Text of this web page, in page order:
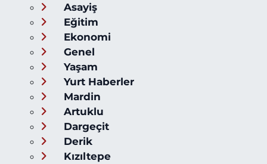
Asayiş
Eğitim
Ekonomi
Genel
Yaşam
Yurt Haberler
Mardin
Artuklu
Dargeçit
Derik
Kızıltepe